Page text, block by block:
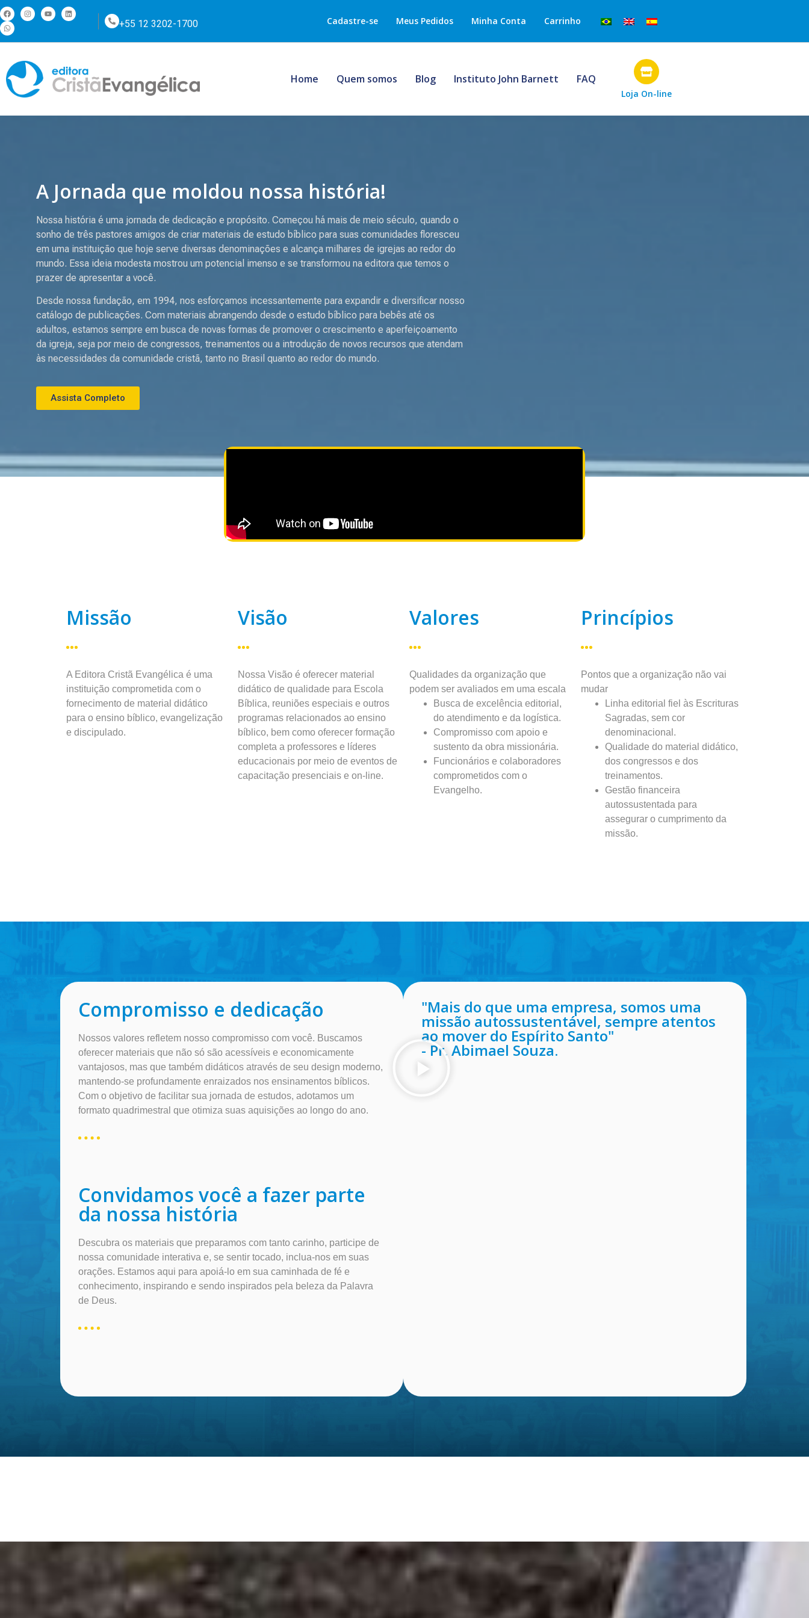
+55 12 3202-1700 Cadastre-se Meus Pedidos Minha Conta Carrinho
Home Quem somos Blog Instituto John Barnett FAQ
Loja On-line
A Jornada que moldou nossa história!
Nossa história é uma jornada de dedicação e propósito. Começou há mais de meio século, quando o
sonho de três pastores amigos de criar materiais de estudo bíblico para suas comunidades floresceu
em uma instituição que hoje serve diversas denominações e alcança milhares de igrejas ao redor do
mundo. Essa ideia modesta mostrou um potencial imenso e se transformou na editora que temos o
prazer de apresentar a você.
Desde nossa fundação, em 1994, nos esforçamos incessantemente para expandir e diversificar nosso
catálogo de publicações. Com materiais abrangendo desde o estudo bíblico para bebês até os
adultos, estamos sempre em busca de novas formas de promover o crescimento e aperfeiçoamento
da igreja, seja por meio de congressos, treinamentos ou a introdução de novos recursos que atendam
às necessidades da comunidade cristã, tanto no Brasil quanto ao redor do mundo.
Assista Completo
Missão
A Editora Cristã Evangélica é uma
instituição comprometida com o
fornecimento de material didático
para o ensino bíblico, evangelização
e discipulado.
Visão
Nossa Visão é oferecer material
didático de qualidade para Escola
Bíblica, reuniões especiais e outros
programas relacionados ao ensino
bíblico, bem como oferecer formação
completa a professores e líderes
educacionais por meio de eventos de
capacitação presenciais e on-line.
Valores
Qualidades da organização que
podem ser avaliados em uma escala
Busca de excelência editorial,
do atendimento e da logística.
Compromisso com apoio e
sustento da obra missionária.
Funcionários e colaboradores
comprometidos com o
Evangelho.
Princípios
Pontos que a organização não vai
mudar
Linha editorial fiel às Escrituras
Sagradas, sem cor
denominacional.
Qualidade do material didático,
dos congressos e dos
treinamentos.
Gestão financeira
autossustentada para
assegurar o cumprimento da
missão.
Compromisso e dedicação
Nossos valores refletem nosso compromisso com você. Buscamos
oferecer materiais que não só são acessíveis e economicamente
vantajosos, mas que também didáticos através de seu design moderno,
mantendo-se profundamente enraizados nos ensinamentos bíblicos.
Com o objetivo de facilitar sua jornada de estudos, adotamos um
formato quadrimestral que otimiza suas aquisições ao longo do ano.
Convidamos você a fazer parte
da nossa história
Descubra os materiais que preparamos com tanto carinho, participe de
nossa comunidade interativa e, se sentir tocado, inclua-nos em suas
orações. Estamos aqui para apoiá-lo em sua caminhada de fé e
conhecimento, inspirando e sendo inspirados pela beleza da Palavra
de Deus.
"Mais do que uma empresa, somos uma
missão autossustentável, sempre atentos
ao mover do Espírito Santo"
- Pr. Abimael Souza.